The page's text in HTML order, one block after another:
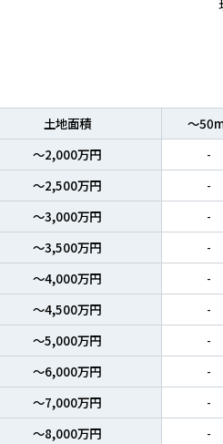
土地面積 ～
～2,000万円
-
～2,500万円
-
～3,000万円
-
～3,500万円
-
～4,000万円
-
～4,500万円
-
～5,000万円
-
～6,000万円
-
～7,000万円
-
～8,000万円
-